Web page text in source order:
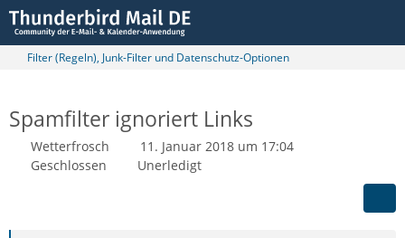
Filter (Regeln), Junk-Filter und Datenschutz-Optionen
Spamfilter ignoriert Links
Wetterfrosch
11. Januar 2018 um 17:04
Geschlossen
Unerledigt